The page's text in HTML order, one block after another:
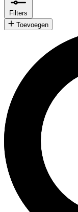
Filters
Toevoegen